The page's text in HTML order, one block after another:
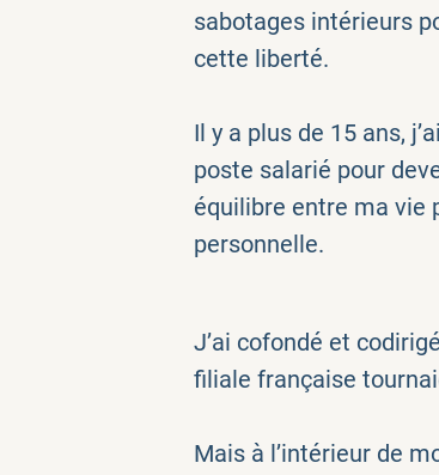
sabotages intérieurs
cette liberté.
Il y a plus de 15 ans,
poste salarié pour
équilibre entre ma vie
personnelle.
J’ai cofondé et
filiale française
Mais à l’intérieur de